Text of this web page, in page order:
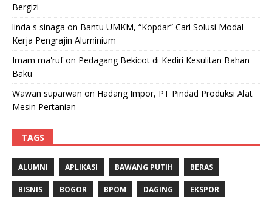
Bergizi
linda s sinaga on Bantu UMKM, “Kopdar” Cari Solusi Modal
Kerja Pengrajin Aluminium
Imam ma'rufon Pedagang Bekicot di Kediri Kesulitan Bahan
Baku
Wawan suparwan on Hadang Impor, PT Pindad Produksi Alat
Mesin Pertanian
TAGS
ALUMNI APLIKASI BAWANG PUTIH BERAS
BISNIS BOGOR BPOM DAGING EKSPOR